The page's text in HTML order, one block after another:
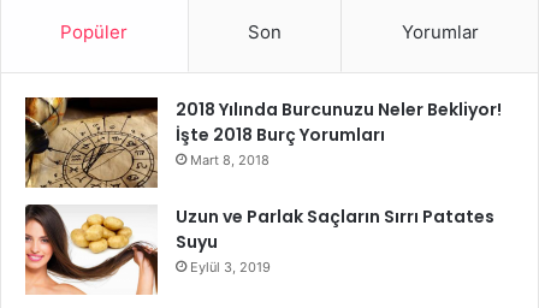
Popüler Son Yorumlar
2018 Yılında Burcunuzu Neler Bekliyor!
İşte 2018 Burç Yorumları
Mart 8, 2018
Uzun ve Parlak Saçların Sırrı Patates
Suyu
Eylül 3, 2019